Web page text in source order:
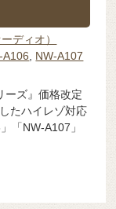
ディオ）
A106
NW-A107
ーズ』価格改定
たハイレゾ対応
「NW-A107」